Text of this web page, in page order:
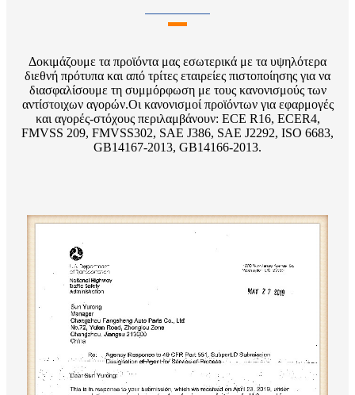
Δοκιμάζουμε τα προϊόντα μας εσωτερικά με τα υψηλότερα
διεθνή πρότυπα και από τρίτες εταιρείες πιστοποίησης για να
διασφαλίσουμε τη συμμόρφωση με τους κανονισμούς των
αντίστοιχων αγορών.Οι κανονισμοί προϊόντων για εφαρμογές
και αγορές-στόχους περιλαμβάνουν: ECE R16, ECER4,
FMVSS 209, FMVSS302, SAE J386, SAE J2292, ISO 6683,
GB14167-2013, GB14166-2013.